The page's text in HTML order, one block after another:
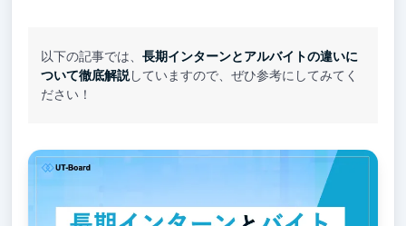
以下の記事では、長期インターンとアルバイトの違いに
ついて徹底解説していますので、ぜひ参考にしてみてく
ださい！